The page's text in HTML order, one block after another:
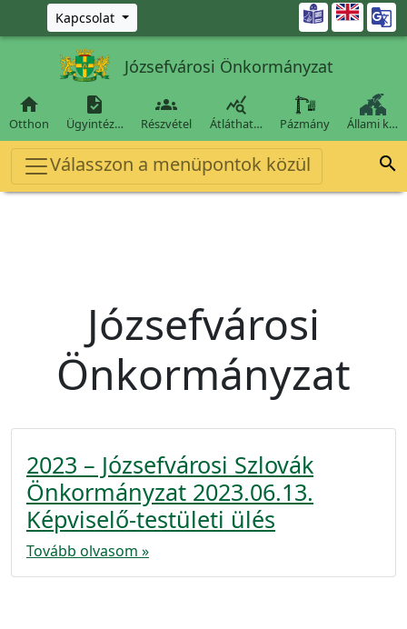
Ugrás a fő tartalomra
Kapcsolat 
Józsefvárosi Önkormányzat

Otthon

Ügyintéz…

Részvétel

Átláthat… Pázmány Állami k…
Válasszon a menüpontok közül 
Józsefvárosi
Önkormányzat
2023 – Józsefvárosi Szlovák
Önkormányzat 2023.06.13.
Képviselő-testületi ülés
Tovább olvasom »